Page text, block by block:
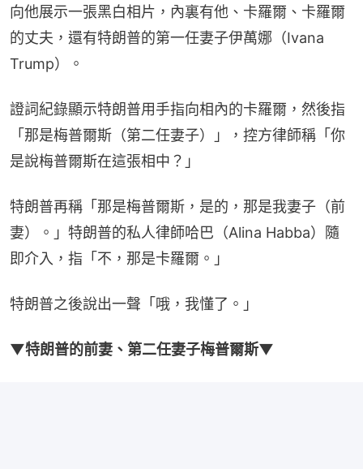
向他展示一張黑白相片，內裏有他、卡羅爾、卡羅爾
的丈夫，還有特朗普的第一任妻子伊萬娜（Ivana
Trump）。
證詞紀錄顯示特朗普用手指向相內的卡羅爾，然後指
「那是梅普爾斯（第二任妻子）」，控方律師稱「你
是說梅普爾斯在這張相中？」
特朗普再稱「那是梅普爾斯，是的，那是我妻子（前
妻）。」特朗普的私人律師哈巴（Alina Habba）隨
即介入，指「不，那是卡羅爾。」
特朗普之後說出一聲「哦，我懂了。」
▼特朗普的前妻、第二任妻子梅普爾斯▼